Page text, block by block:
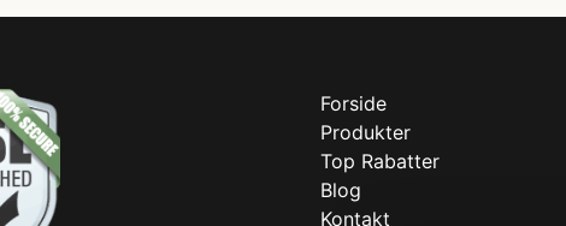
Forside
Produkter
Top Rabatter
Blog
Kontakt